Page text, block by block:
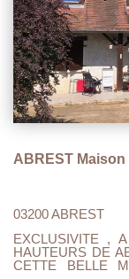
03200 ABREST
EXCLUSIVITE ,
HAUTEURS DE
CETTE BELLE